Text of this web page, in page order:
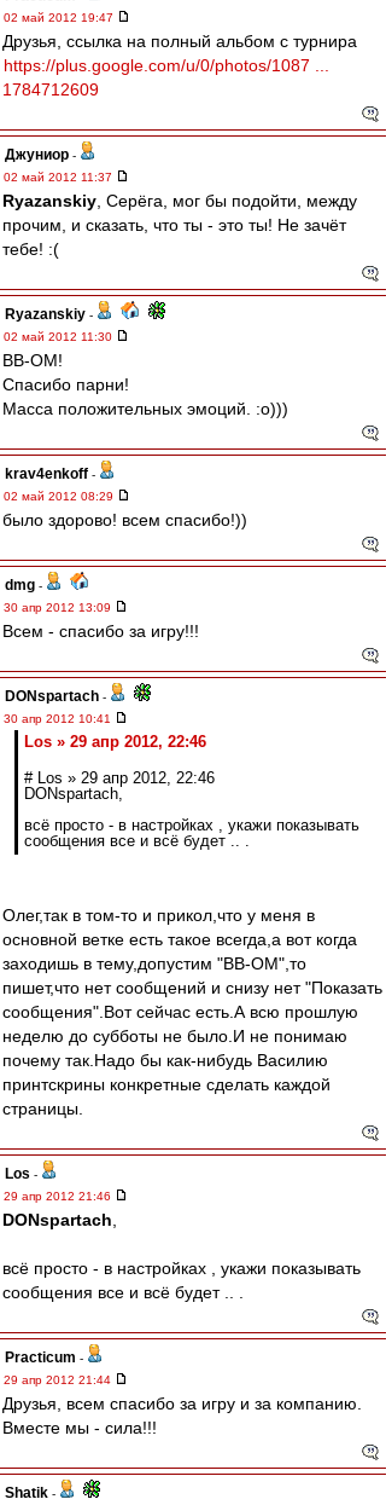
02 май 2012 19:47
Друзья, ссылка на полный альбом с турнира
https://plus.google.com/u/0/photos/1087 ...
1784712609
Джуниор -
02 май 2012 11:37
Ryazanskiy , Серёга, мог бы подойти, между
прочим, и сказать, что ты - это ты! Не зачёт
тебе! :(
Ryazanskiy -
02 май 2012 11:30
ВВ-ОМ!
Спасибо парни!
Масса положительных эмоций. :о)))
krav4enkoff -
02 май 2012 08:29
было здорово! всем спасибо!))
dmg -
30 апр 2012 13:09
Всем - спасибо за игру!!!
DONspartach -
30 апр 2012 10:41
Los » 29 апр 2012, 22:46
# Los » 29 апр 2012, 22:46
DONspartach,
всё просто - в настройках , укажи показывать
сообщения все и всё будет .. .
Олег,так в том-то и прикол,что у меня в
основной ветке есть такое всегда,а вот когда
заходишь в тему,допустим "ВВ-ОМ",то
пишет,что нет сообщений и снизу нет "Показать
сообщения".Вот сейчас есть.А всю прошлую
неделю до субботы не было.И не понимаю
почему так.Надо бы как-нибудь Василию
принтскрины конкретные сделать каждой
страницы.
Los -
29 апр 2012 21:46
DONspartach
всё просто - в настройках , укажи показывать
сообщения все и всё будет .. .
Practicum -
29 апр 2012 21:44
Друзья, всем спасибо за игру и за компанию.
Вместе мы - сила!!!
Shatik -